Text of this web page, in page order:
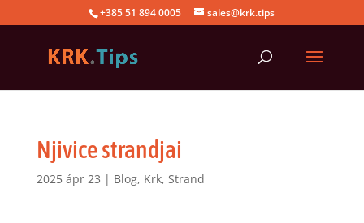
+385 51 894 0005 sales@krk.tips
Njivice strandjai
2025 ápr 23 | Blog, Krk, Strand